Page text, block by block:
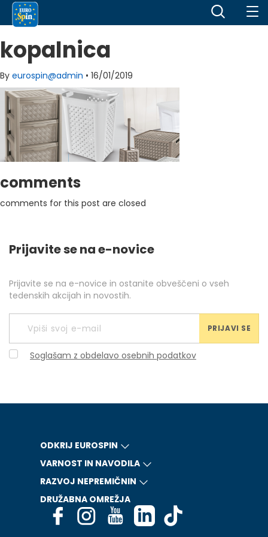
kopalnica
By eurospin@admin • 16/01/2019
comments
comments for this post are closed
Prijavite se na e-novice
Prijavite se na e-novice in ostanite obveščeni o vseh
tedenskih akcijah in novostih.
PRIJAVI SE
Soglašam z obdelavo osebnih podatkov
ODKRIJ EUROSPIN
VARNOST IN NAVODILA
RAZVOJ NEPREMIČNIN
DRUŽABNA OMREŽJA